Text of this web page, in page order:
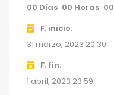
00 Días 00 Horas 00
F. inicio
31 marzo, 2023 20:30
F. fin
1 abril, 2023 23:59